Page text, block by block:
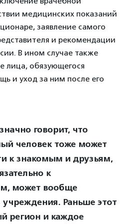
медицинских показаний
заявление самого
и рекомендации
В ином случае также
лица, обязующегося
и уход за ним после его
говорит, что
человек тоже может
к знакомым и друзьям,
к
может вообще
учреждения. Раньше этот
регион и каждое